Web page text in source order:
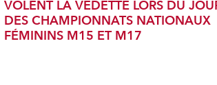
VOLENT LA VEDETTE LORS DU
DES CHAMPIONNATS NATIONAUX
FÉMININS M15 ET M17